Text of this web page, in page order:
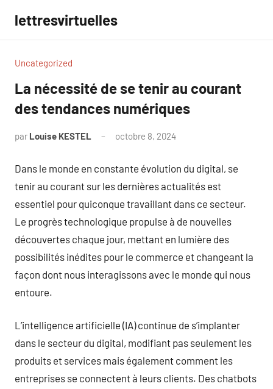
contenu
lettresvirtuelles
Uncategorized
La nécessité de se tenir au courant
des tendances numériques
par Louise KESTEL octobre 8, 2024
Dans le monde en constante évolution du digital, se
tenir au courant sur les dernières actualités est
essentiel pour quiconque travaillant dans ce secteur.
Le progrès technologique propulse à de nouvelles
découvertes chaque jour, mettant en lumière des
possibilités inédites pour le commerce et changeant la
façon dont nous interagissons avec le monde qui nous
entoure.
L’intelligence artificielle (IA) continue de s’implanter
dans le secteur du digital, modifiant pas seulement les
produits et services mais également comment les
entreprises se connectent à leurs clients. Des chatbots